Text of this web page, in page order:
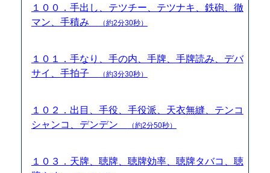
１００．手出し、テツチー、テツナキ、鉄砲、徹
マン、手積み
（約2分30秒）
１０１．手なり、手の内、手牌、手牌読み、デバ
サイ、手拍子
（約3分30秒）
１０２．出目、手役、手役派、天衣無縫、テンコ
シャンコ、デンデン
（約2分50秒）
１０３．天牌、聴牌、聴牌効率、聴牌タバコ、聴